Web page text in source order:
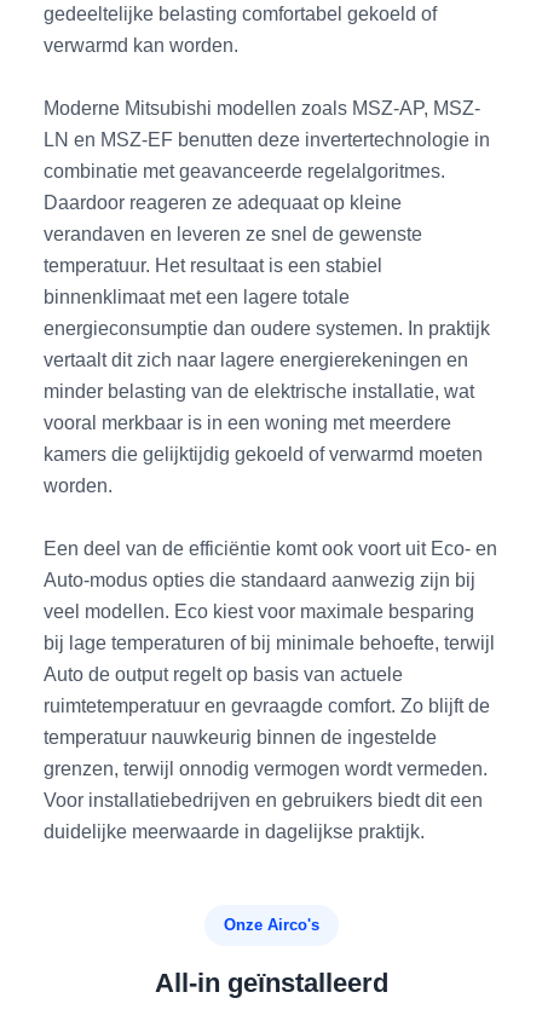
gedeeltelijke belasting comfortabel gekoeld of
verwarmd kan worden.
Moderne Mitsubishi modellen zoals MSZ-AP, MSZ-
LN en MSZ-EF benutten deze invertertechnologie in
combinatie met geavanceerde regelalgoritmes.
Daardoor reageren ze adequaat op kleine
verandaven en leveren ze snel de gewenste
temperatuur. Het resultaat is een stabiel
binnenklimaat met een lagere totale
energieconsumptie dan oudere systemen. In praktijk
vertaalt dit zich naar lagere energierekeningen en
minder belasting van de elektrische installatie, wat
vooral merkbaar is in een woning met meerdere
kamers die gelijktijdig gekoeld of verwarmd moeten
worden.
Een deel van de efficiëntie komt ook voort uit Eco- en
Auto-modus opties die standaard aanwezig zijn bij
veel modellen. Eco kiest voor maximale besparing
bij lage temperaturen of bij minimale behoefte, terwijl
Auto de output regelt op basis van actuele
ruimtetemperatuur en gevraagde comfort. Zo blijft de
temperatuur nauwkeurig binnen de ingestelde
grenzen, terwijl onnodig vermogen wordt vermeden.
Voor installatiebedrijven en gebruikers biedt dit een
duidelijke meerwaarde in dagelijkse praktijk.
Onze Airco's
All-in geïnstalleerd